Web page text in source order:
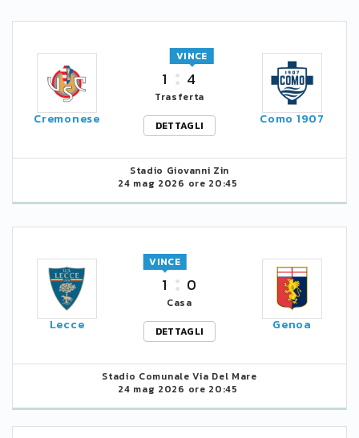
Cremonese
1 4
VINCE
Trasferta
DETTAGLI
Como 1907
Stadio Giovanni Zin
24 mag 2026 ore 20:45
Lecce
1
VINCE
0
Casa
DETTAGLI
Genoa
Stadio Comunale Via Del Mare
24 mag 2026 ore 20:45